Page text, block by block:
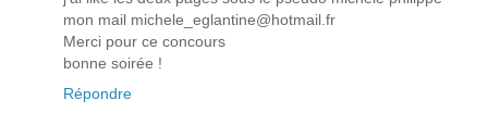
mon mail michele_eglantine@hotmail.fr
Merci pour ce concours
bonne soirée !
Répondre